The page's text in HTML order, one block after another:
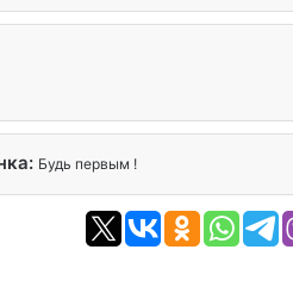
Будь первым !